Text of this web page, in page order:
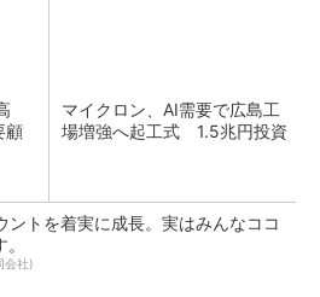
顧
マイクロン、AI需要で広島工
場増強へ起工式 1.5兆円投資
ントを着実に成長。実はみんなココ
会社)